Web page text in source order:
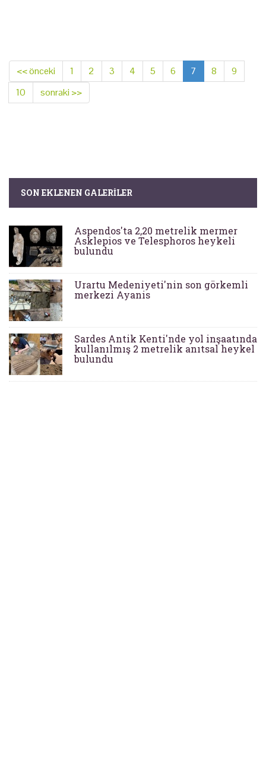
<< önceki 1 2 3 4 5 6 7 8
9
10
sonraki >>
SON EKLENEN GALERILER
Aspendos'ta 2,20 metrelik mermer
Asklepios ve Telesphoros heykeli
bulundu
Urartu Medeniyeti'nin son görkemli
merkezi Ayanis
Sardes Antik Kenti'nde yol inşaatında
kullanılmış 2 metrelik anıtsal heykel
bulundu